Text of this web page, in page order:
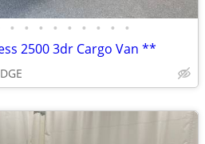
• • • • • • • • •
2500 3dr Cargo Van **